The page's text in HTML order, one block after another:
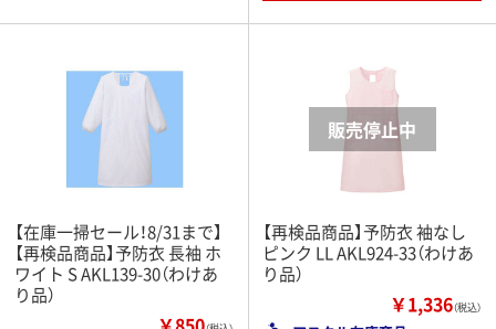
【在庫一掃セール！8/31まで】
【再検品商品】予防衣 長袖 ホ
ワイト S AKL139-30（わけあ
り品）
【再検品商品】予防衣 袖なし
ピンク LL AKL924-33（わけあ
り品）
￥1,336（税込）